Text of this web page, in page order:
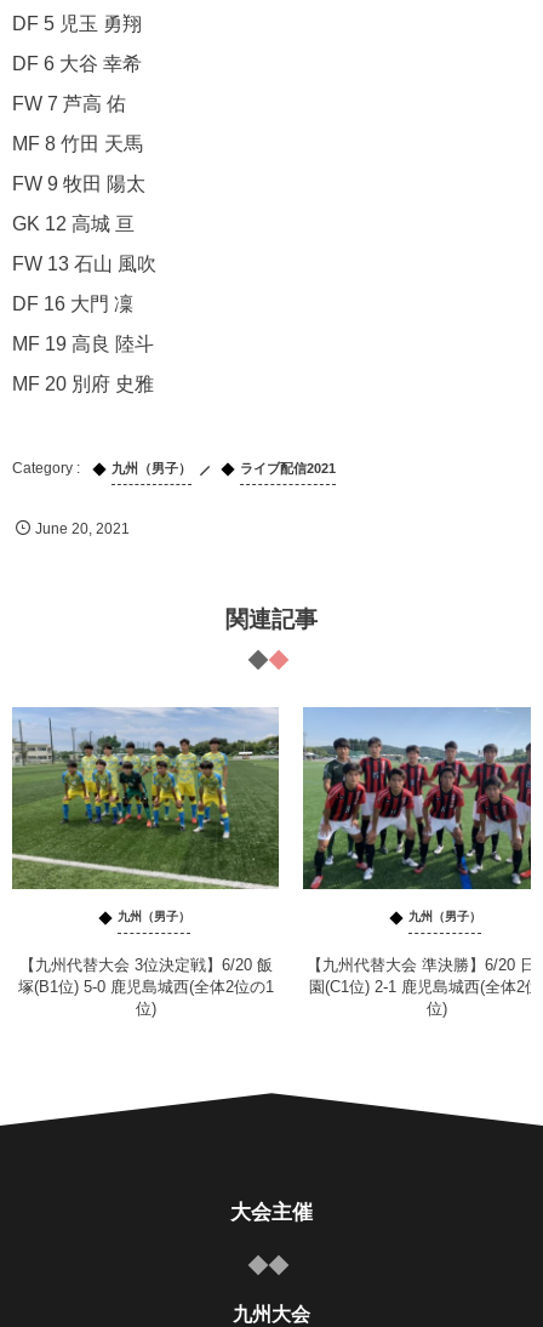
DF 5 児玉 勇翔
DF 6 大谷 幸希
FW 7 芦高 佑
MF 8 竹田 天馬
FW 9 牧田 陽太
GK 12 高城 亘
FW 13 石山 風吹
DF 16 大門 凜
MF 19 高良 陸斗
MF 20 別府 史雅
九州（男子） ライブ配信2021
June 20 ,2021
関連記事
九州（男子）
【九州代替大会 3位決定戦】6/20 飯
塚(B1位) 5-0 鹿児島城西(全体2位の1
位)
九州（男子）
【九州代替大会 準決勝】6/20 日
園(C1位) 2-1 鹿児島城西(全体2
位)
大会主催
九州大会